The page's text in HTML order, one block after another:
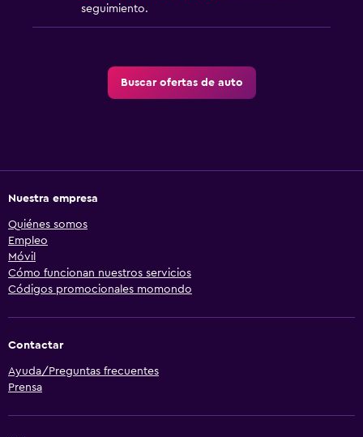
seguimiento.
Buscar ofertas de auto
Nuestra empresa
Quiénes somos
Empleo
Móvil
Cómo funcionan nuestros servicios
Códigos promocionales momondo
Contactar
Ayuda/Preguntas frecuentes
Prensa